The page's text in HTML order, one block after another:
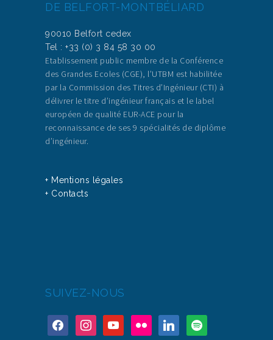
DE BELFORT-MONTBÉLIARD
90010 Belfort cedex
Tel : +33 (0) 3 84 58 30 00
Etablissement public membre de la Conférence
des Grandes Ecoles (CGE), l’UTBM est habilitée
par la Commission des Titres d’Ingénieur (CTI) à
délivrer le titre d’ingénieur français et le label
européen de qualité EUR-ACE pour la
reconnaissance de ses 9 spécialités de diplôme
d’ingénieur.
+ Mentions légales
+ Contacts
SUIVEZ-NOUS